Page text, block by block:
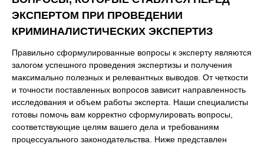
ЭКСПЕРТОМ ПРИ ПРОВЕДЕНИИ
КРИМИНАЛИСТИЧЕСКИХ ЭКСПЕРТИЗ
Правильно сформулированные вопросы к эксперту являются
залогом успешного проведения экспертизы и получения
максимально полезных и релевантных выводов. От четкости
и точности поставленных вопросов зависит направленность
исследования и объем работы эксперта. Наши специалисты
готовы помочь вам корректно сформулировать вопросы,
соответствующие целям вашего дела и требованиям
процессуального законодательства. Ниже представлен